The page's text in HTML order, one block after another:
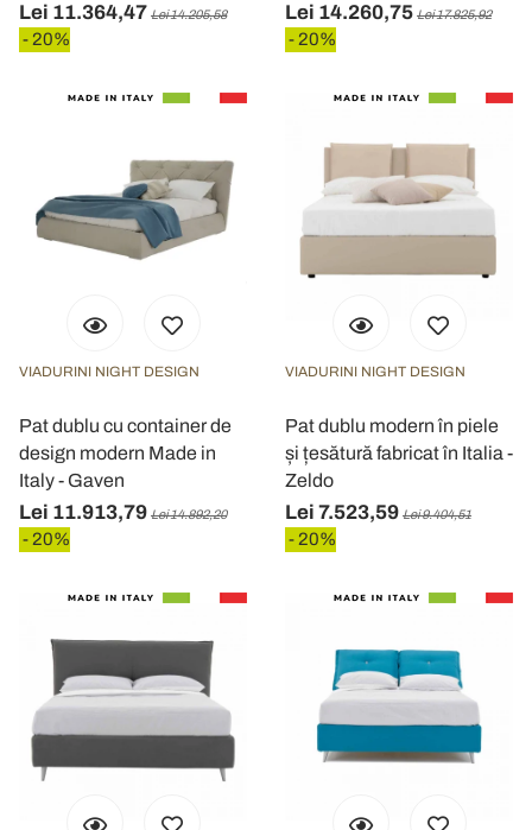
Lei 11.364,47 Lei 14.205,58
- 20%
Lei 14.260,75 Lei 17.825,92
- 20%
VIADURINI NIGHT DESIGN
Pat dublu cu container de
design modern Made in
Italy - Gaven
Lei 11.913,79 Lei 14.892,20
- 20%
VIADURINI NIGHT DESIGN
Pat dublu modern în piele
și țesătură fabricat în Italia -
Zeldo
Lei 7.523,59 Lei 9.404,51
- 20%